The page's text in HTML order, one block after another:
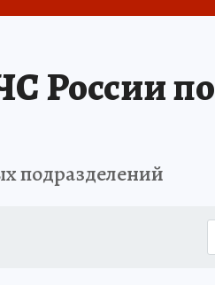
России по
подразделений